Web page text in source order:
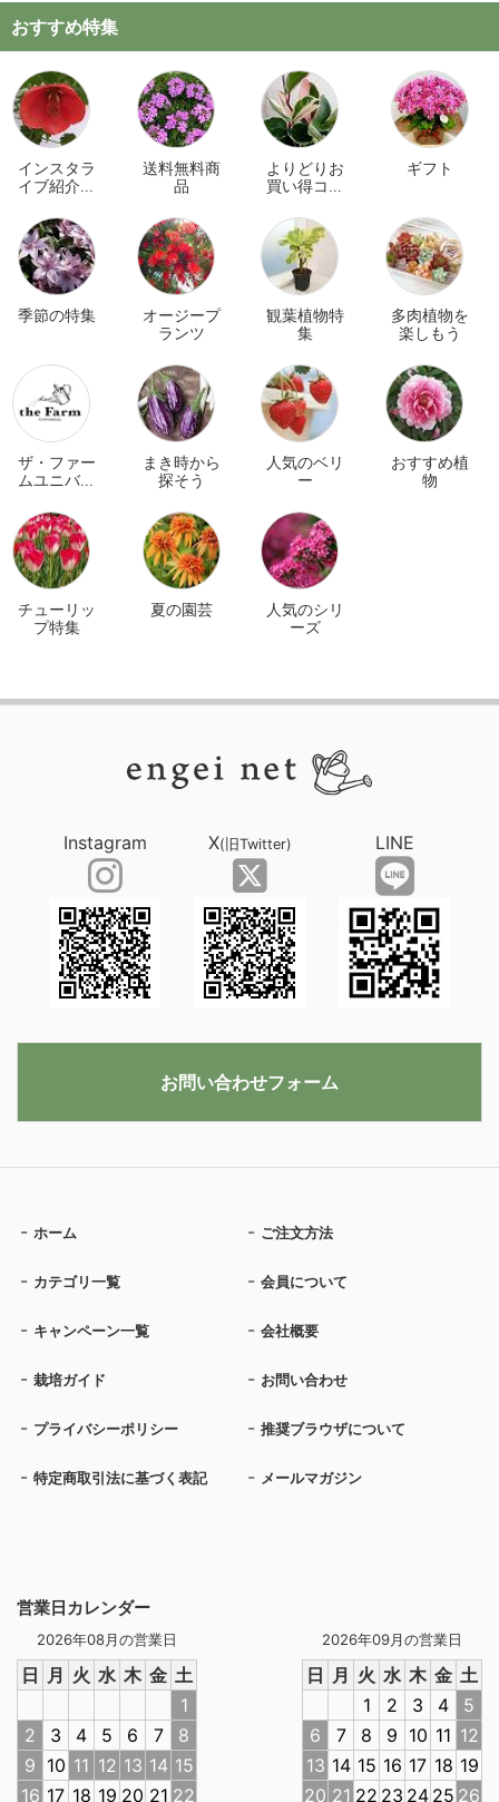
おすすめ特集
インスタラ
イブ紹介商
送料無料商
品
よりどりお
買い得コー
ギフト
季節の特集
オージープ
ランツ
観葉植物特
集
多肉植物を
楽しもう
ザ・ファー
ムユニバー
イン
まき時から
探そう
人気のベリ
ー
おすすめ植
物
チューリッ
プ特集
夏の園芸
人気のシリ
ーズ
営業日カレンダー
2026年08月の営業日
日 月 火 水 木 金 土
1
2
3 4 5 6 7
8
9 10 11 12 13 14 15
16 17 18 19 20 21 22
2026年09月の営業日
日 月 火 水 木 金 土
1
2 3 4
5
6
7 8 9 10 11 12
13 14 15 16 17 18 19
20 21 22 23 24 25 26
ホーム ご注文方法
カテゴリ一覧 会員について
キャンペーン一覧 会社概要
栽培ガイド お問い合わせ
プライバシーポリシー 推奨ブラウザについて
特定商取引法に基づく表記 メールマガジン
Instagram X(旧Twitter) LINE
お問い合わせフォーム